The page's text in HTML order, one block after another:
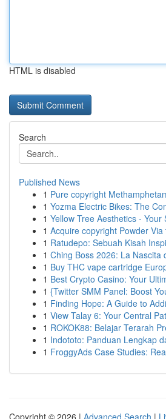
HTML is disabled
Search
Published News
1 Pure copyright
1 Yozma Electric Bikes: The
1 Yellow Tree Aesthetics - Your
1 Acquire copyright Powder
1 Ratudepo: Sebuah Kisah
1 Ching Boss 2026: La Nascita
1 Buy THC vape cartridge
1 Best Crypto Casino: Your
1 {Twitter SMM Panel: Boost
1 Finding Hope: A Guide to
1 View Talay 6: Your Central
1 ROKOK88: Belajar Terarah
1 Indototo: Panduan Lengkap
1 FroggyAds Case Studies:
Copyright © 2026 | Advanced Search |